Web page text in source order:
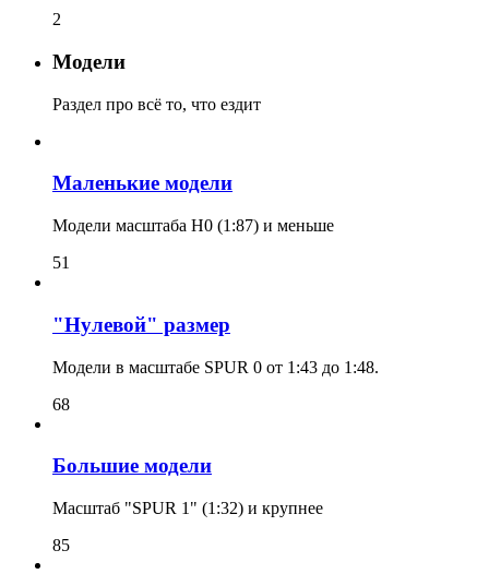
2
Модели
Раздел про всё то, что ездит
Маленькие модели
Модели масштаба H0 (1:87) и меньше
51
"Нулевой" размер
Модели в масштабе SPUR 0 от 1:43 до 1:48.
68
Большие модели
Масштаб "SPUR 1" (1:32) и крупнее
85